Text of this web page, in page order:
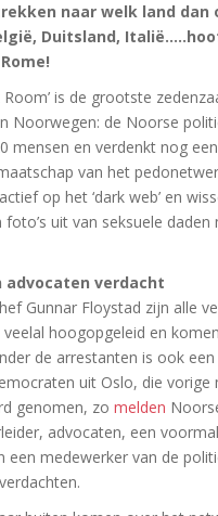
naar welk land dan
Duitsland,
Room’ is de grootste
Noorwegen: de Noorse
mensen en verdenkt nog
van het
op het ‘dark web’ en
uit van seksuele daden
advocaten verdacht
Gunnar Floystad zijn alle
hoogopgeleid en
de arrestanten is ook
uit Oslo, die vorige
genomen, zo melden
advocaten, een
een medewerker van de